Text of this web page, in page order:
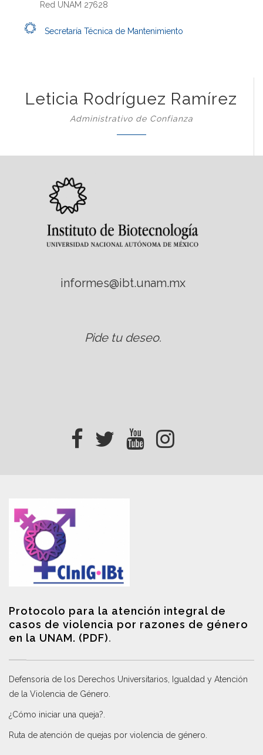
Red UNAM 27628
Secretaría Técnica de Mantenimiento
Leticia Rodríguez Ramírez
Administrativo de Confianza
informes@ibt.unam.mx
Pide tu deseo.
Protocolo para la atención integral de
casos de violencia por razones de género
en la UNAM. (PDF).
Defensoría de los Derechos Universitarios, Igualdad y Atención
de la Violencia de Género
¿Cómo iniciar una queja?
Ruta de atención de quejas por violencia de género